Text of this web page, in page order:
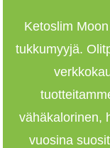
Ketoslim Mo
tukkumyyjä.
vähäkalorinen,
vuosina